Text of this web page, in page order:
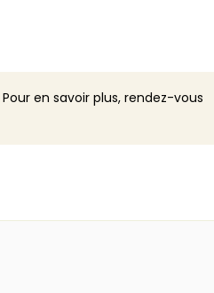
en savoir plus, rendez-vous